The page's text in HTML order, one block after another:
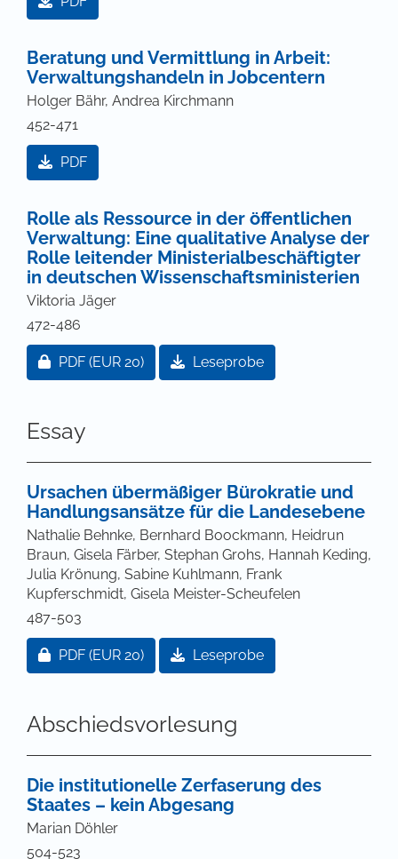
Beratung und Vermittlung in Arbeit:
Verwaltungshandeln in Jobcentern
Holger Bähr, Andrea Kirchmann
452-471
PDF
Rolle als Ressource in der öffentlichen
Verwaltung: Eine qualitative Analyse der
Rolle leitender Ministerialbeschäftigter
in deutschen Wissenschaftsministerien
Viktoria Jäger
472-486
Zugang für Abonnent/innen oder durch Zahlung
PDF (EUR 20) Leseprobe
Essay
Ursachen übermäßiger Bürokratie und
Handlungsansätze für die Landesebene
Nathalie Behnke, Bernhard Boockmann, Heidrun
Braun, Gisela Färber, Stephan Grohs, Hannah Keding,
Julia Krönung, Sabine Kuhlmann, Frank
Kupferschmidt, Gisela Meister-Scheufelen
487-503
Zugang für Abonnent/innen oder durch Zahlung
PDF (EUR 20) Leseprobe
Abschiedsvorlesung
Die institutionelle Zerfaserung des
Staates – kein Abgesang
Marian Döhler
504-523